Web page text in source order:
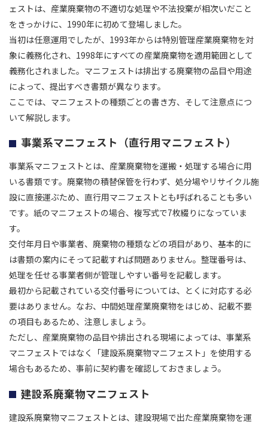
ェストは、産業廃棄物の不適切な処理や不法投棄が相次いだこと
をきっかけに、1990年に初めて登場しました。
当初は任意運用でしたが、1993年からは特別管理産業廃棄物を対
象に義務化され、1998年にすべての産業廃棄物を適用範囲として
義務化されました。マニフェストは排出する廃棄物の品目や用途
によって、提出すべき書類が異なります。
ここでは、マニフェストの種類ごとの書き方、そして注意点につ
いて解説します。
事業系マニフェスト（直行用マニフェスト）
事業系マニフェストとは、産業廃棄物を運搬・処理する場合に用
いる書類です。廃棄物の積替保管を行わず、処分場やリサイクル施
設に直接運ぶため、直行用マニフェストとも呼ばれることも多い
です。紙のマニフェストの場合、複写式で7枚綴りになっていま
す。
交付年月日や事業者、廃棄物の種類などの項目があり、基本的に
は書類の案内にそって記載すれば問題ありません。整理番号は、
処理を任せる事業者側が管理しやすい番号を記載します。
最初から記載されている交付番号については、とくに対応する必
要はありません。なお、中間処理産業廃棄物をはじめ、記載不要
の項目もあるため、注意しましょう。
ただし、産業廃棄物の品目や排出される現場によっては、事業系
マニフェストではなく「建設系廃棄物マニフェスト」を使用する
場合もあるため、事前に契約書を確認しておきましょう。
建設系廃棄物マニフェスト
建設系廃棄物マニフェストとは、建設現場で出た産業廃棄物を運